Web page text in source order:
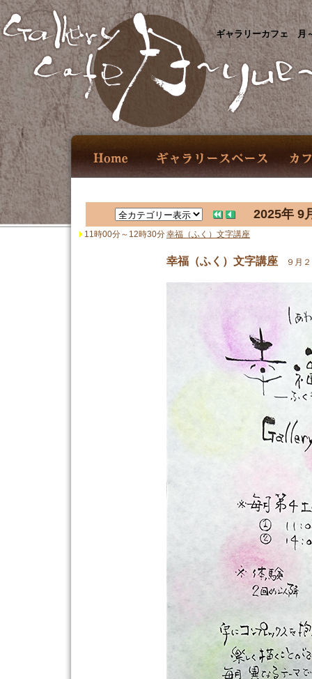
ギャラリーカフェ 月
2025年 9
11時00分～12時30分幸福（ふく）文字講座
幸福（ふく）文字講座 ９月２